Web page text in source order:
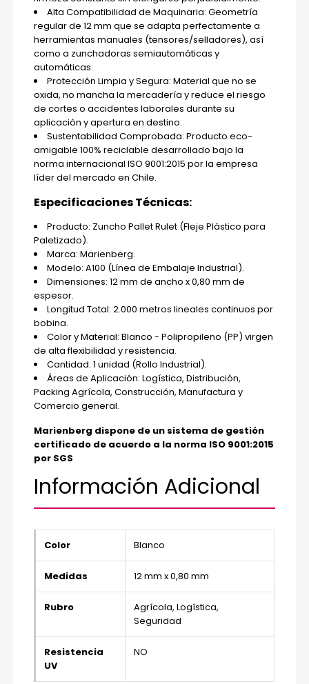
Alta Compatibilidad de Maquinaria: Geometría
regular de 12 mm que se adapta perfectamente a
herramientas manuales (tensores/selladores), así
como a zunchadoras semiautomáticas y
automáticas.
Protección Limpia y Segura: Material que no se
oxida, no mancha la mercadería y reduce el riesgo
de cortes o accidentes laborales durante su
aplicación y apertura en destino.
Sustentabilidad Comprobada: Producto eco-
amigable 100% reciclable desarrollado bajo la
norma internacional ISO 9001:2015 por la empresa
líder del mercado en Chile.
Especificaciones Técnicas:
Producto: Zuncho Pallet Rulet (Fleje Plástico para
Paletizado).
Marca: Marienberg.
Modelo: A100 (Línea de Embalaje Industrial).
Dimensiones: 12 mm de ancho x 0,80 mm de
espesor.
Longitud Total: 2.000 metros lineales continuos por
bobina.
Color y Material: Blanco - Polipropileno (PP) virgen
de alta flexibilidad y resistencia.
Cantidad: 1 unidad (Rollo Industrial).
Áreas de Aplicación: Logística, Distribución,
Packing Agrícola, Construcción, Manufactura y
Comercio general.
Marienberg dispone de un sistema de gestión
certificado de acuerdo a la norma ISO 9001:2015
por SGS
Información Adicional
Color Blanco
Medidas 12 mm x 0,80 mm
Rubro
Agrícola, Logística,
Seguridad
Resistencia
UV
NO